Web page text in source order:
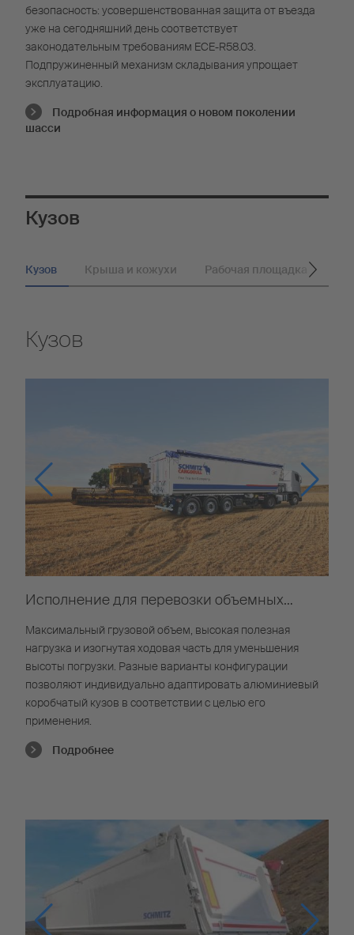
безопасность: усовершенствованная защита от въезда
уже на сегодняшний день соответствует
законодательным требованиям ECE-R58.03.
Подпружиненный механизм складывания упрощает
эксплуатацию.
Подробная информация о новом поколении
шасси
Кузов
Кузов Крыша и кожухи Рабочая площадка
Кузов
Исполнение для перевозки объемных
Максимальный грузовой объем, высокая полезная
нагрузка и изогнутая ходовая часть для уменьшения
высоты погрузки. Разные варианты конфигурации
позволяют индивидуально адаптировать алюминиевый
коробчатый кузов в соответствии с целью его
применения.
Подробнее